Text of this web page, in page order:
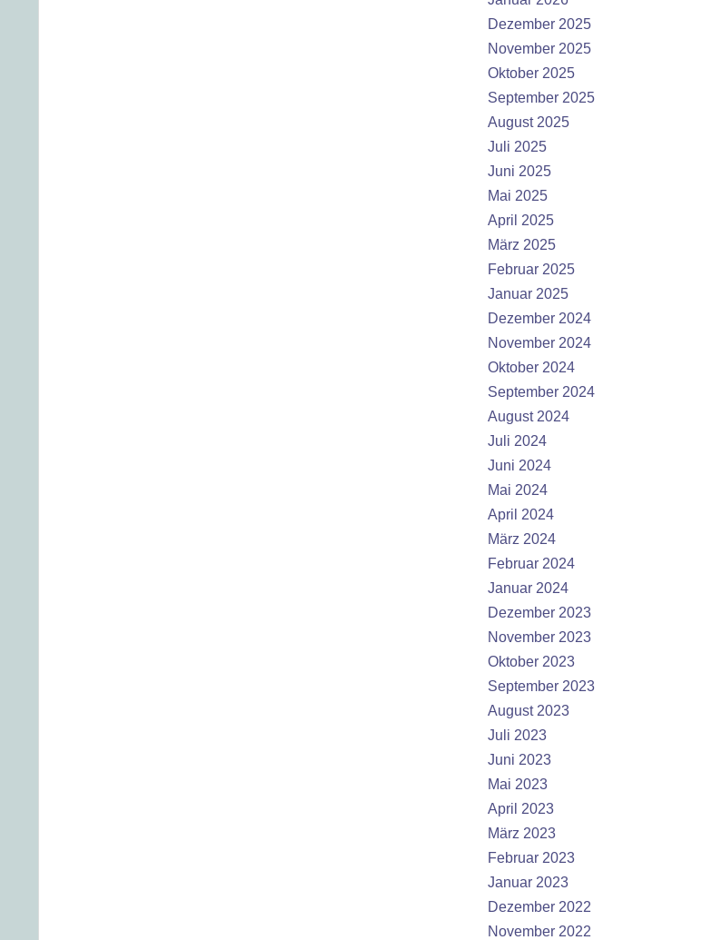
Dezember 2025
November 2025
Oktober 2025
September 2025
August 2025
Juli 2025
Juni 2025
Mai 2025
April 2025
März 2025
Februar 2025
Januar 2025
Dezember 2024
November 2024
Oktober 2024
September 2024
August 2024
Juli 2024
Juni 2024
Mai 2024
April 2024
März 2024
Februar 2024
Januar 2024
Dezember 2023
November 2023
Oktober 2023
September 2023
August 2023
Juli 2023
Juni 2023
Mai 2023
April 2023
März 2023
Februar 2023
Januar 2023
Dezember 2022
November 2022